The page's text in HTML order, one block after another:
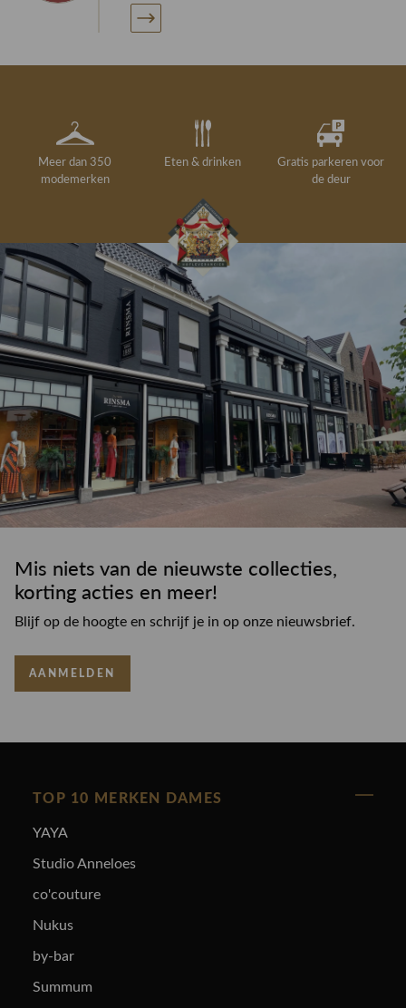
Meer dan 350
modemerken
Eten & drinken
Gratis parkeren voor
de deur
drankje
Gratis retourneren in
de winkel
Deskundig
kledingadvies
Mis niets van de nieuwste collecties,
korting acties en meer!
Blijf op de hoogte en schrijf je in op onze nieuwsbrief.
AANMELDEN
TOP 10 MERKEN DAMES
YAYA
Studio Anneloes
co'couture
Nukus
by-bar
Summum